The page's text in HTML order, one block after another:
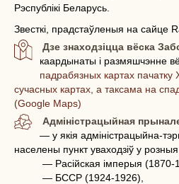
Рэспублікі Беларусь.
Звесткі, прадстаўленыя на сайце
Дзе знаходзіцца вёска
каардынаты і размяшчэнне
падрабязных картах пачатку
сучасных картах, а таксама на
(Google Maps)
Адміністрацыйная
— у якія адміністрацыйна-
населены пункт уваходзіў у
— Расійская імперыя (1870-
— БССР (1924-1926),